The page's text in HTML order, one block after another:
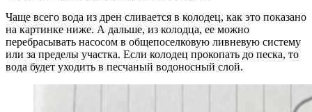
Чаще всего вода из дрен сливается в колодец, как это показано
на картинке ниже. А дальше, из колодца, ее можно
перебрасывать насосом в общепоселковую ливневую систему
или за пределы участка. Если колодец прокопать до песка, то
вода будет уходить в песчаный водоносный слой.